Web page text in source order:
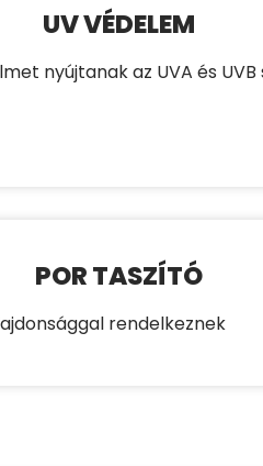
UV VÉDELEM
nyújtanak az UVA és
POR TASZÍTÓ
rendelkeznek